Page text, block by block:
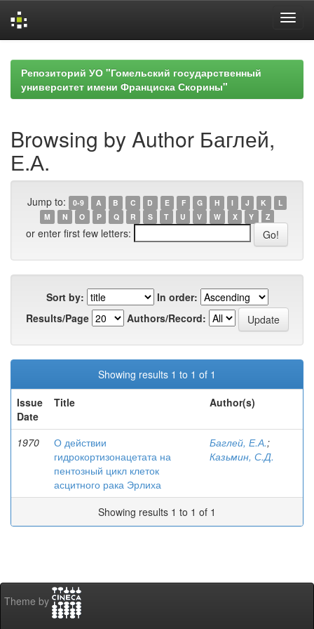
navigationРепозиторий УО "Гомельский государственный
университет имени Франциска Скорины"
Browsing by Author Баглей,
Е.А.
Jump to: 0-9 A B C D E F G H I J K
L
M
N O P Q R S T U V W X Y Z
or enter first few letters:
Sort by:
In order:
Results/Page
Authors/Record:
Showing results 1 to 1 of 1
Issue
Date
Title Author(s)
1970
О действии
гидрокортизонацетата на
пентозный цикл клеток
асцитного рака Эрлиха
Баглей, Е.А.;
Казьмин, С.Д.
Showing results 1 to 1 of 1
Theme by